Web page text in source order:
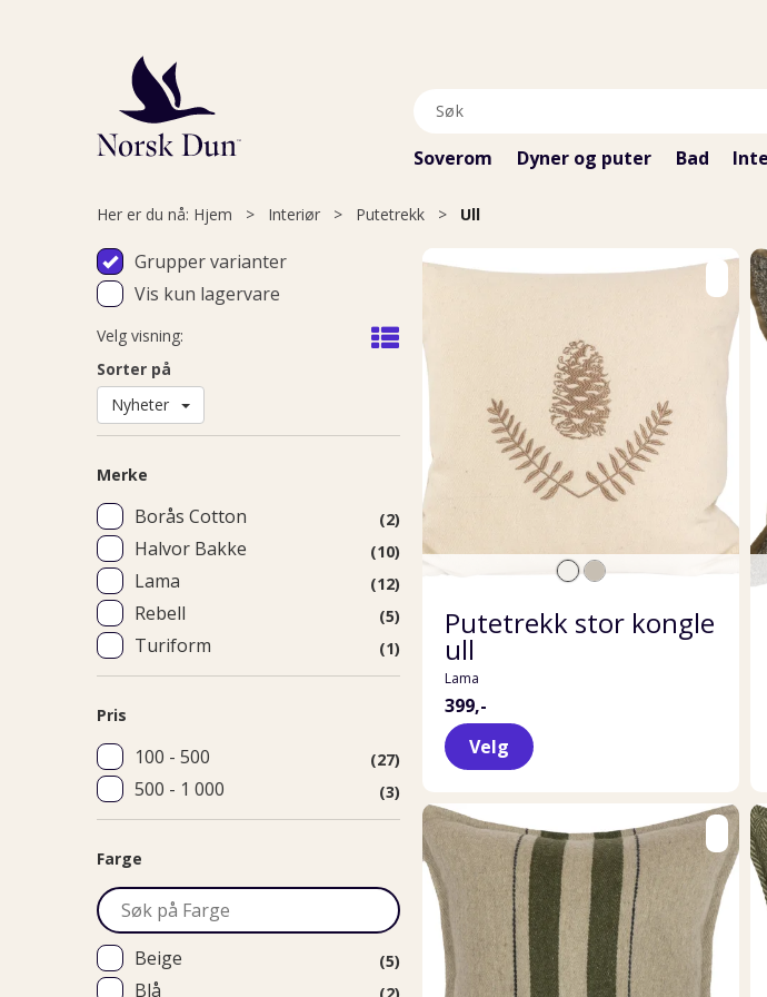
Soverom Dyner og puter Bad
Her er du nå: Hjem > Interiør > Putetrekk > Ull
Grupper varianter
Vis kun lagervare
Velg visning:
Sorter på
Nyheter
Merke
Borås Cotton (2)
Halvor Bakke (10)
Lama (12)
Rebell (5)
Turiform (1)
Pris
100 - 500 (27)
500 - 1 000 (3)
Farge
Beige (5)
Blå (2)
Putetrekk stor kongle
ull
Lama
399,-
Velg